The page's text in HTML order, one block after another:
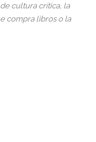
cultura crítica, la
compra libros o la